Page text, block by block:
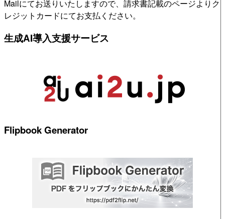
Mailにてお送りいたしますので、請求書記載のページよりク
レジットカードにてお支払ください。
生成AI導入支援サービス
Flipbook Generator